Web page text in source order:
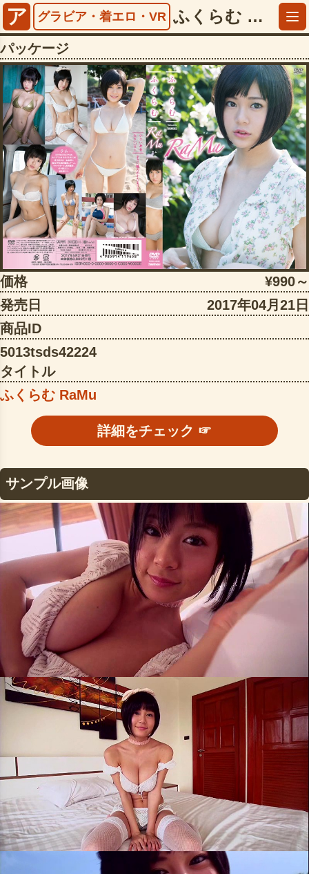
ア グラビア・着エロ・VR ふくらむ RaMu【5013tsds42224】
パッケージ
価格
¥990～
発売日
2017年04月21日
商品ID
5013tsds42224
タイトル
ふくらむ RaMu
詳細をチェック ☞
サンプル画像